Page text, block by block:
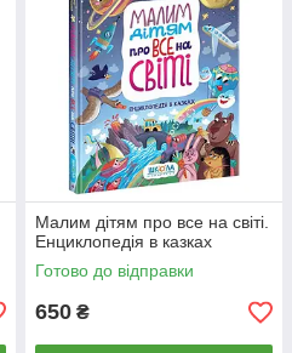
Малим дітям про все на світі.
Енциклопедія в казках
Готово до відправки
650 ₴